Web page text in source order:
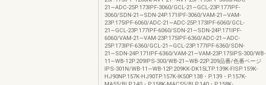
21∼ADC‐25P.173IPF‐3060/GCL‐21∼GCL‐23P.177IPF‐
3060/SDN‐21∼SDN‐24P.171IPF‐3060/VAM‐21∼VAM‐
23P.175IPF‐6060/ADC‐21∼ADC‐25P.173IPF‐6060/GCL‐
21∼GCL‐23P.177IPF‐6060/SDN‐21∼SDN‐24P.171IPF‐
6060/VAM‐21∼VAM‐23P.175IPF‐6360/ADC‐21∼ADC‐
25P.173IPF‐6360/GCL‐21∼GCL‐23P.177IPF‐6360/SDN‐
21∼SDN‐24P.171IPF‐6360/VAM‐21∼VAM‐23P.175IPS‐300/WB‐
11∼WB‐12P.209IPS‐300/WB‐21∼WB‐22P.209品番/色番ページ
IPS‐301N/WB‐11∼WB‐12P.209KK‐DK15LTP.139K‐FISP.159K‐
HJ90NP.157K‐HJ90TP.157K‐IK50P.138・P.139・P.157K‐